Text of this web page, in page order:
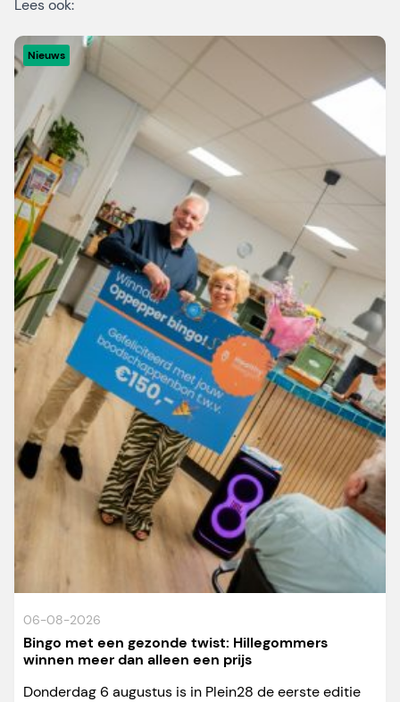
Lees ook:
Nieuws
06-08-2026
Bingo met een gezonde twist: Hillegommers
winnen meer dan alleen een prijs
Donderdag 6 augustus is in Plein28 de eerste editie